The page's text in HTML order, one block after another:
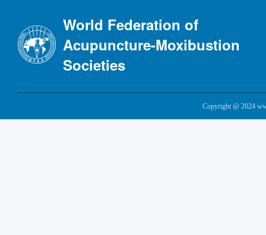
World Federation of
Acupuncture-Moxibustion
Societies
Copyright @ 2024